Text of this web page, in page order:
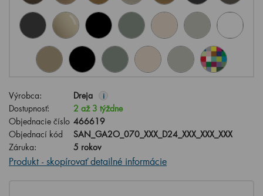
Výrobca: Dreja i
Dostupnosť:
2 až 3 týždne
Objednacie číslo 466619
Objednací kód
SAN_GA2O_070_XXX_D24_XXX_XXX_XXX
Záruka:
5 rokov
Produkt - skopírovať detailné informácie